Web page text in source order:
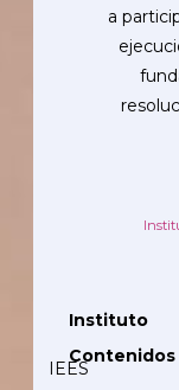
a
Instituto
IEES
Contenidos